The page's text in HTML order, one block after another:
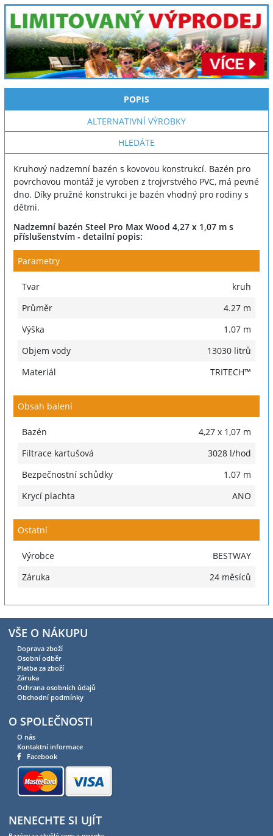
POPIS
ALTERNATIVNÍ VÝROBKY
HLEDÁTE
Kruhový nadzemní bazén s kovovou konstrukcí. Bazén pro
povrchovou montáž je vyroben z trojvrstvého PVC, má pevné
dno. Díky pružné konstrukci je bazén vhodný pro rodiny s
dětmi.
Nadzemní bazén Steel Pro Max Wood 4,27 x 1,07 m s
příslušenstvím - detailní popis:
Parametry
Tvar
kruh
Průměr
4.27 m
Výška
1.07 m
Objem vody
13030 litrů
Materiál
TRITECH™
Obsah balení
Bazén
4,27 x 1,07 m
Filtrace kartušová
3028 l/hod
Bezpečnostní schůdky
1.07 m
Krycí plachta
ANO
Ostatní
Výrobce
BESTWAY
Záruka
24 měsíců
VŠE O NÁKUPU
Doprava zboží
Osobní odběr
Platba za zboží
Záruka
Ochrana osobních údajů
Obchodní podmínky
O SPOLEČNOSTI
O nás
Kontaktní informace
Facebook
NENECHTE SI UJÍT